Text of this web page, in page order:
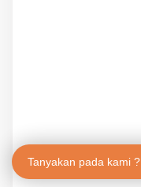
Tanyakan pada kami ?